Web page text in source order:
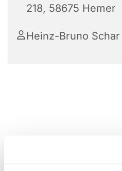
218, 58675 Hemer
Heinz-Bruno Schar